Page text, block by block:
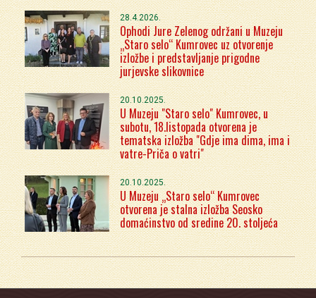
28.4.2026.
Ophodi Jure Zelenog održani u Muzeju
„Staro selo“ Kumrovec uz otvorenje
izložbe i predstavljanje prigodne
jurjevske slikovnice
20.10.2025.
U Muzeju "Staro selo" Kumrovec, u
subotu, 18.listopada otvorena je
tematska izložba "Gdje ima dima, ima i
vatre-Priča o vatri"
20.10.2025.
U Muzeju „Staro selo“ Kumrovec
otvorena je stalna izložba Seosko
domaćinstvo od sredine 20. stoljeća